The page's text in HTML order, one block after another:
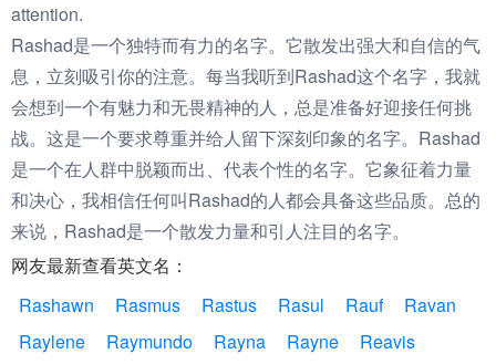
attention.
Rashad是一个独特而有力的名字。它散发出强大和自信的气
息，立刻吸引你的注意。每当我听到Rashad这个名字，我就
会想到一个有魅力和无畏精神的人，总是准备好迎接任何挑
战。这是一个要求尊重并给人留下深刻印象的名字。Rashad
是一个在人群中脱颖而出、代表个性的名字。它象征着力量
和决心，我相信任何叫Rashad的人都会具备这些品质。总的
来说，Rashad是一个散发力量和引人注目的名字。
网友最新查看英文名：
Rashawn
Rasmus Rastus Rasul Rauf
Ravan
Raylene
Raymundo Rayna Rayne
Reavis